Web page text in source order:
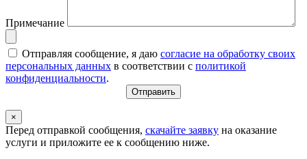
Примечание
Отправляя сообщение, я даю согласие на обработку своих
персональных данных в соответствии с политикой
конфиденциальности.
×
Перед отправкой сообщения, скачайте заявку на оказание
услуги и приложите ее к сообщению ниже.